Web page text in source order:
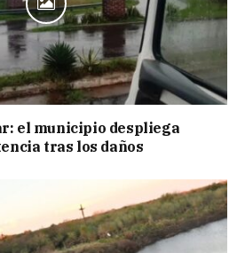
el municipio despliega
tras los daños